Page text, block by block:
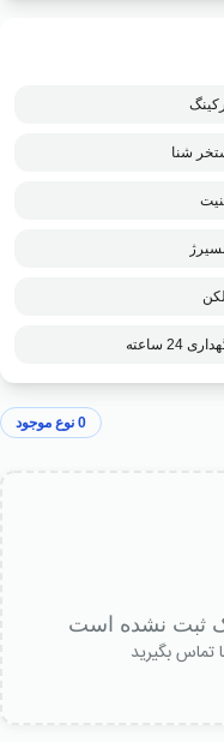
شنا
24 ساعته
0 نوع موجود
ثبت نشده است
تماس بگیرید